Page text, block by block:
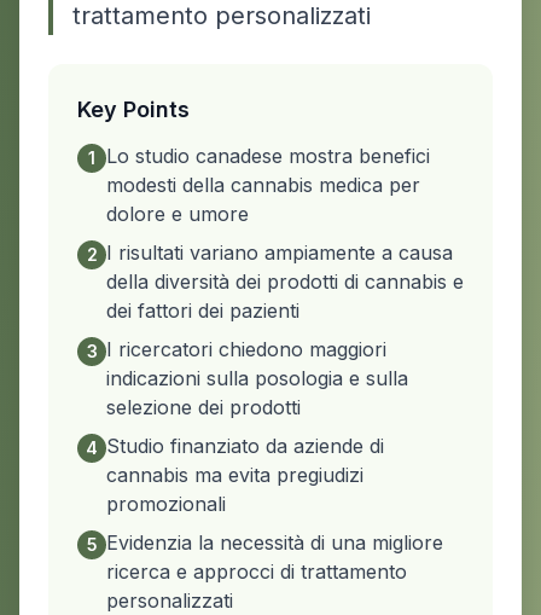
trattamento personalizzati
Key Points
1
Lo studio canadese mostra benefici
modesti della cannabis medica per
dolore e umore
2 I risultati variano ampiamente a causa
della diversità dei prodotti di cannabis e
dei fattori dei pazienti
3 I ricercatori chiedono maggiori
indicazioni sulla posologia e sulla
selezione dei prodotti
4 Studio finanziato da aziende di
cannabis ma evita pregiudizi
promozionali
5 Evidenzia la necessità di una migliore
ricerca e approcci di trattamento
personalizzati